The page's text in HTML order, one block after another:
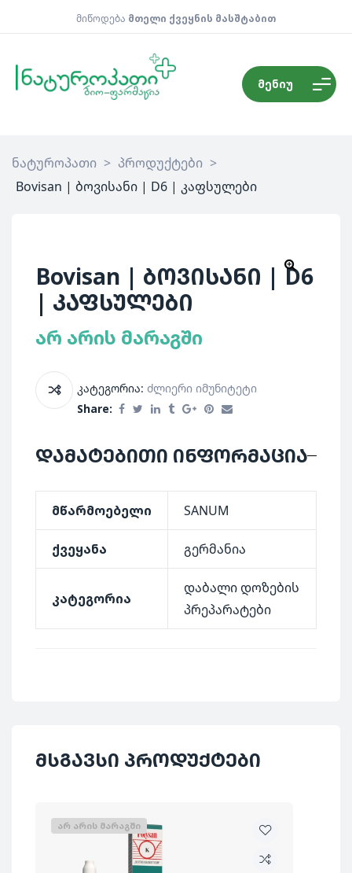
მიწოდება მთელი ქვეყნის მასშტაბით
მენიუ
ნატუროპათი > პროდუქტები >
Bovisan | ბოვისანი | D6 | კაფსულები
Bovisan | ბოვისანი | D6
| კაფსულები
არ არის მარაგში
კატეგორია: Ძლიერი Იმუნიტეტი
Share:
დამატებითი ინფორმაცია
მწარმოებელი SANUM
ქვეყანა გერმანია
კატეგორია
დაბალი დოზების
პრეპარატები
მსგავსი პროდუქტები
ᲐᲠ ᲐᲠᲘᲡ ᲛᲐᲠᲐᲒᲨᲘ